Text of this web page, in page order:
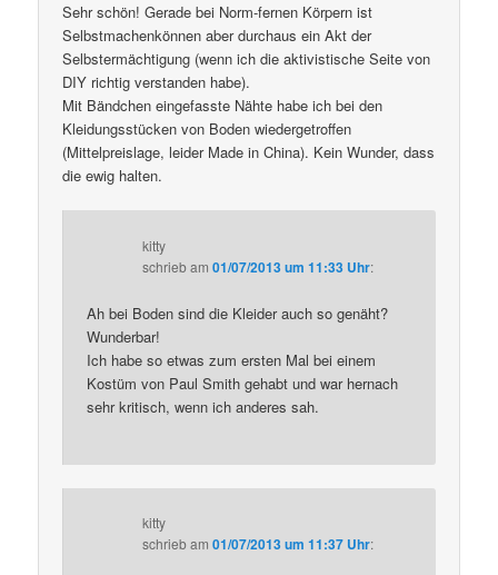
Sehr schön! Gerade bei Norm-fernen Körpern ist
Selbstmachenkönnen aber durchaus ein Akt der
Selbstermächtigung (wenn ich die aktivistische Seite von
DIY richtig verstanden habe).
Mit Bändchen eingefasste Nähte habe ich bei den
Kleidungsstücken von Boden wiedergetroffen
(Mittelpreislage, leider Made in China). Kein Wunder, dass
die ewig halten.
kitty
schriebam01/07/2013 um 11:33 Uhr:
Ah bei Boden sind die Kleider auch so genäht?
Wunderbar!
Ich habe so etwas zum ersten Mal bei einem
Kostüm von Paul Smith gehabt und war hernach
sehr kritisch, wenn ich anderes sah.
kitty
schriebam01/07/2013 um 11:37 Uhr: